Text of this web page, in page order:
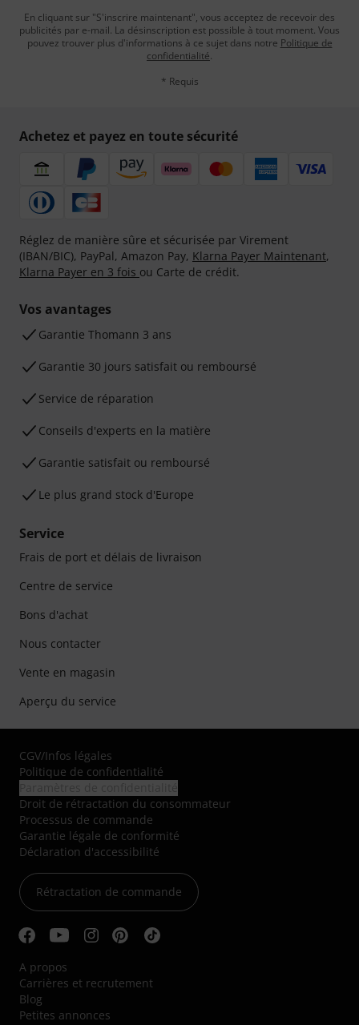
En cliquant sur "S'inscrire maintenant", vous acceptez de recevoir des
publicités par e-mail. La désinscription est possible à tout moment. Vous
pouvez trouver plus d'informations à ce sujet dans notre Politique de
confidentialité.
* Requis
Achetez et payez en toute sécurité
Réglez de manière sûre et sécurisée par Virement
(IBAN/BIC), PayPal, Amazon Pay, Klarna Payer Maintenant,
Klarna Payer en 3 fois ou Carte de crédit.
Vos avantages
Ga­ran­tie Thomann 3 ans
Garantie 30 jours satisfait ou remboursé
Service de réparation
Conseils d'experts en la matière
Garantie satisfait ou remboursé
Le plus grand stock d'Europe
Service
Frais de port et délais de livraison
Centre de service
Bons d'achat
Nous contacter
Vente en magasin
Aperçu du service
CGV/Infos légales
Politique de confidentialité
Droit de rétractation du consommateur
Processus de commande
Garantie légale de conformité
Déclaration d'accessibilité
Rétractation de commande
A propos
Carrières et recrutement
Blog
Petites annonces